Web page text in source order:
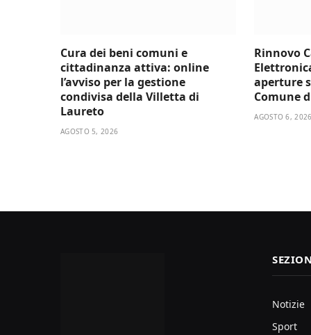
Cura dei beni comuni e
cittadinanza attiva: online
l’avviso per la gestione
condivisa della Villetta di
Laureto
AGOSTO 5, 2026
Rinnovo
aperture
Comune
AGOSTO 6, 2026
Notizie
Sport